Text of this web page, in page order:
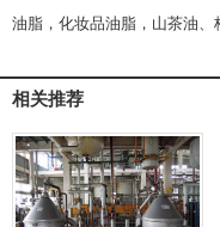
油脂，化妆品油脂，山茶油
相关推荐